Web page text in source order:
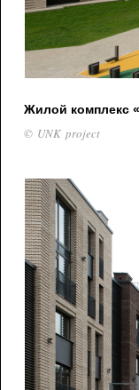
Жилой комплекс
© UNK project